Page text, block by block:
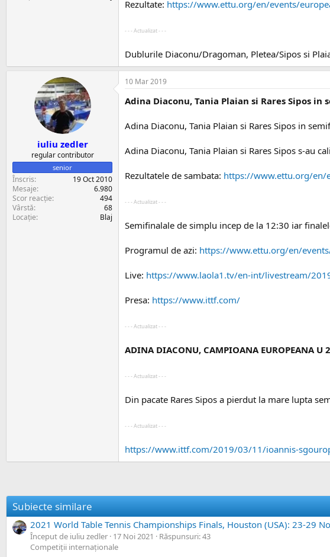
Rezultate: https://www.ettu.org/en/events/
- - - Actualizat - - -
Dublurile Diaconu/Dragoman, Pletea/Sipos si
iuliu zedler
regular contributor
senior
Înscris
19 Oct 2010
Mesaje
6.980
Scor reacție
494
Vârstă
68
Locație
Blaj
10 Mar 2019
Adina Diaconu, Tania Plaian si Rares Sipos in
Adina Diaconu, Tania Plaian si Rares Sipos in
Adina Diaconu, Tania Plaian si Rares Sipos s-au
Rezultatele de sambata: https://www.ettu.org/en/
- - - Actualizat - - -
Semifinalale de simplu incep de la 12:30 iar
Programul de azi: https://www.ettu.org/en/
Live: https://www.laola1.tv/en-int/livestream/
Presa: https://www.ittf.com/
- - - Actualizat - - -
ADINA DIACONU, CAMPIOANA EUROPEANA U
- - - Actualizat - - -
Din pacate Rares Sipos a pierdut la mare lupta
- - - Actualizat - - -
https://www.ittf.com/2019/03/11/ioannis-
Subiecte similare
2021 World Table Tennis Championships Finals, Houston (USA): 23-29
Început de iuliu zedler 17 Noi 2021
Răspunsuri: 43
Competiții internaționale